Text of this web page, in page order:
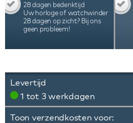
28 dagen bedenktijd
Uw horloge of watchwinder
28 dagen op zicht? Bij ons
geen probleem!
Levertijd
1 tot 3 werkdagen
Toon verzendkosten voor: